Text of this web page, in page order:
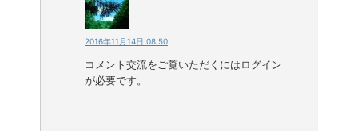
2016年11月14日 08:50
コメント交流をご覧いただくにはログイン
が必要です。